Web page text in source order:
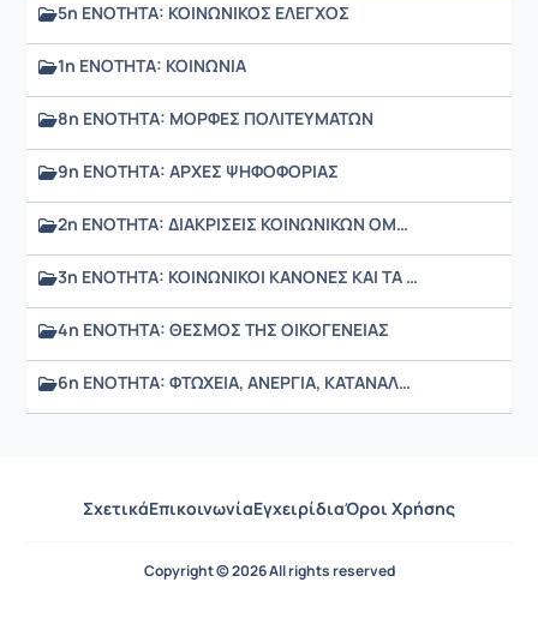
5η ΕΝΟΤΗΤΑ: ΚΟΙΝΩΝΙΚΟΣ ΕΛΕΓΧΟΣ
1η ΕΝΟΤΗΤΑ: ΚΟΙΝΩΝΙΑ
8η ΕΝΟΤΗΤΑ: ΜΟΡΦΕΣ ΠΟΛΙΤΕΥΜΑΤΩΝ
9η ΕΝΟΤΗΤΑ: ΑΡΧΕΣ ΨΗΦΟΦΟΡΙΑΣ
2η ΕΝΟΤΗΤΑ: ΔΙΑΚΡΙΣΕΙΣ ΚΟΙΝΩΝΙΚΩΝ ΟΜΑΔΩΝ
3η ΕΝΟΤΗΤΑ: ΚΟΙΝΩΝΙΚΟΙ ΚΑΝΟΝΕΣ ΚΑΙ ΤΑ ΕΙΔΗ ΤΟΥΣ
4η ΕΝΟΤΗΤΑ: ΘΕΣΜΟΣ ΤΗΣ ΟΙΚΟΓΕΝΕΙΑΣ
6η ΕΝΟΤΗΤΑ: ΦΤΩΧΕΙΑ, ΑΝΕΡΓΙΑ, ΚΑΤΑΝΑΛΩΤΙΣΜΟΣ, ΑΓΩΓΗ ΚΑΤΑΝΑΛΩΤΗ
ΣχετικάΕπικοινωνίαΕγχειρίδιαΌροι Χρήσης
Copyright © 2026 All rights reserved